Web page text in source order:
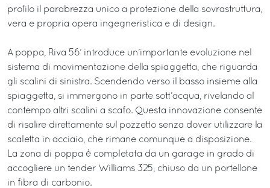
profilo il parabrezza unico a protezione della sovrastruttura,
vera e propria opera ingegneristica e di design.
A poppa, Riva 56’ introduce un’importante evoluzione nel
sistema di movimentazione della spiaggetta, che riguarda
gli scalini di sinistra. Scendendo verso il basso insieme alla
spiaggetta, si immergono in parte sott’acqua, rivelando al
contempo altri scalini a scafo. Questa innovazione consente
di risalire direttamente sul pozzetto senza dover utilizzare la
scaletta in acciaio, che rimane comunque a disposizione.
La zona di poppa è completata da un garage in grado di
accogliere un tender Williams 325, chiuso da un portellone
in fibra di carbonio.